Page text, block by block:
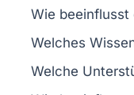
Wie beeinflusst
Welches
Welche